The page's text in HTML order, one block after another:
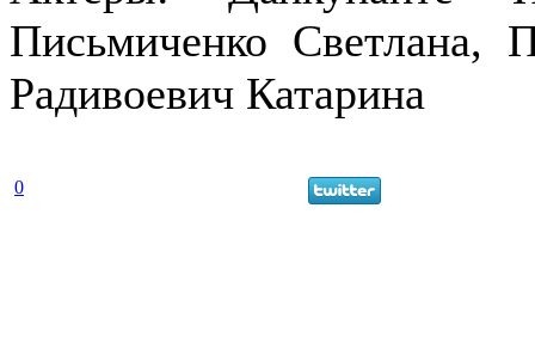
Письмиченко Светлана,
Радивоевич Катарина
0